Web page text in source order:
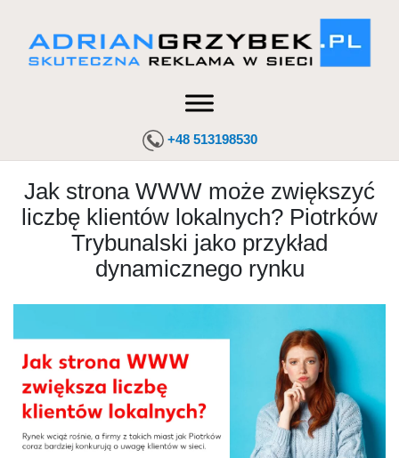
+48 513198530
Jak strona WWW może zwiększyć
liczbę klientów lokalnych? Piotrków
Trybunalski jako przykład
dynamicznego rynku